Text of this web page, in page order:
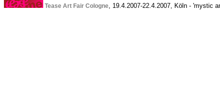
Tease Art Fair Cologne, 19.4.2007-22.4.2007, Köln - 'mystic